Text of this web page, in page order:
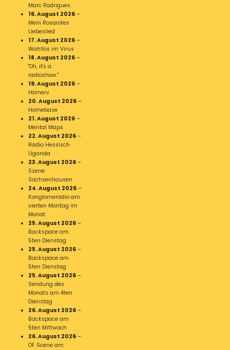
Marc Rodrigues.
16. August 2026 –
Mein Rosarotes
Liebeslied
17. August 2026 –
Wahllos im Virus
18. August 2026 –
"Oh, it's a
radioshow."
19. August 2026 –
Hörnerv
20. August 2026 –
Homebase
21. August 2026 –
Mental Maps
22. August 2026 –
Radio Hessisch
Uganda
23. August 2026 –
Szene
Sachsenhausen
24. August 2026 –
Konglomeradio am
vierten Montag im
Monat.
25. August 2026 –
Backspace am
5ten Dienstag
25. August 2026 –
Backspace am
5ten Dienstag
25. August 2026 –
Sendung des
Monats am 4ten
Dienstag
26. August 2026 –
Backspace am
5ten Mittwoch
26. August 2026 –
OF Scene am